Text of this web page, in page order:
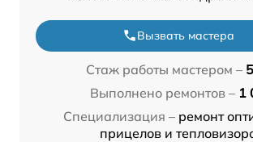
Вызвать мастера
Стаж работы мастером –
Выполнено ремонтов – 1
Специализация – ремонт
прицелов и